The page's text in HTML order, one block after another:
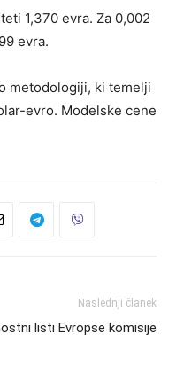
1,370 evra. Za 0,002
evra.
metodologiji, ki temelji
evro. Modelske cene
Naslednji članek
listi Evropse komisije